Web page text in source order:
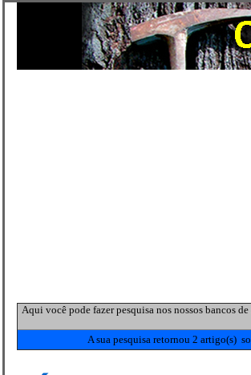
Aqui você pode fazer pesquisa nos nossos bancos
A sua pesquisa retornou 2 artigo(s)